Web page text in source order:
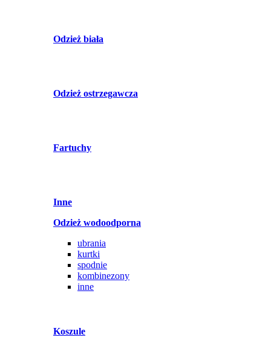
Odzież biała
Odzież ostrzegawcza
Fartuchy
Inne
Odzież wodoodporna
ubrania
kurtki
spodnie
kombinezony
inne
Koszule